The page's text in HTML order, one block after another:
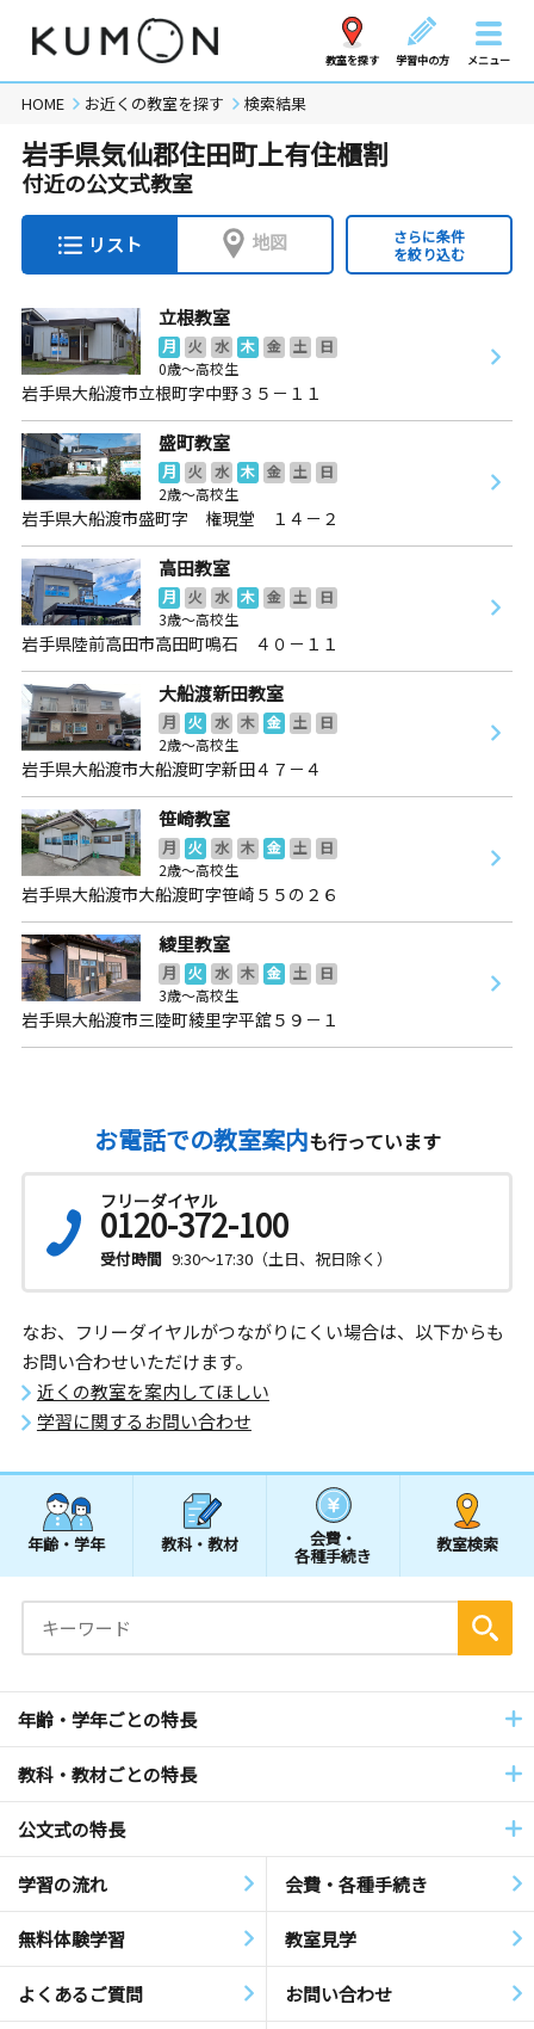
教室を探す 学習中の方 メニュー
HOME お近くの教室を探す 検索結果
岩手県気仙郡住田町上有住櫃割
付近の公文式教室
リスト 地図
さらに条件
を絞り込む
立根教室
月 火 水 木 金 土
日
0歳～高校生
岩手県大船渡市立根町字中野３５－１１
盛町教室
月 火 水 木 金 土
日
2歳～高校生
岩手県大船渡市盛町字 権現堂 １４－２
高田教室
月 火 水 木 金 土
日
3歳～高校生
岩手県陸前高田市高田町鳴石 ４０－１１
大船渡新田教室
月 火 水 木 金 土
日
2歳～高校生
岩手県大船渡市大船渡町字新田４７－４
笹崎教室
月 火 水 木 金 土
日
2歳～高校生
岩手県大船渡市大船渡町字笹崎５５の２６
綾里教室
月 火 水 木 金 土
日
3歳～高校生
岩手県大船渡市三陸町綾里字平舘５９－１
お電話での教室案内も行っています
フリーダイヤル
0120-372-100
受付時間 9:30～17:30（土日、祝日除く）
なお、フリーダイヤルがつながりにくい場合は、以下からも
お問い合わせいただけます。
近くの教室を案内してほしい
学習に関するお問い合わせ
年齢・学年 教科・教材 会費・
各種手続き
教室検索
年齢・学年ごとの特長
教科・教材ごとの特長
公文式の特長
学習の流れ 会費・各種手続き
無料体験学習 教室見学
よくあるご質問 お問い合わせ